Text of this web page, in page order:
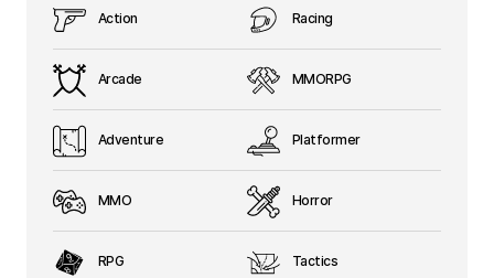
Action
Arcade
Adventure
MMO
RPG
Racing
MMORPG
Platformer
Horror
Tactics